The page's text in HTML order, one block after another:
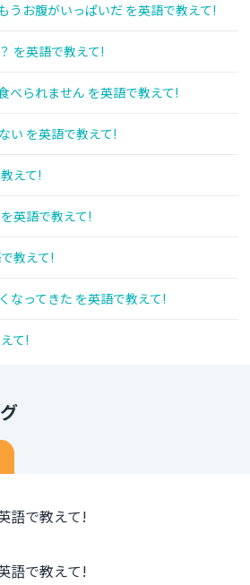
うお腹がいっぱいだ を英語で教えて!
を英語で教えて!
べられません を英語で教えて!
い を英語で教えて!
えて!
英語で教えて!
教えて!
なってきた を英語で教えて!
て!
語で教えて!
語で教えて!